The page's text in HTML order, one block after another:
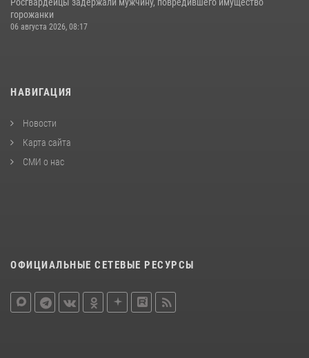
горожанки
06 августа 2026, 08:17
НАВИГАЦИЯ
Новости
Карта сайта
СМИ о нас
ОФИЦИАЛЬНЫЕ СЕТЕВЫЕ РЕСУРСЫ